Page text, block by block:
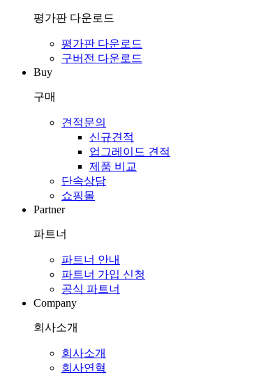
평가판 다운로드
평가판 다운로드
구버전 다운로드
Buy
구매
견적문의
신규견적
업그레이드 견적
제품 비교
단속상담
쇼핑몰
Partner
파트너
파트너 안내
파트너 가입 신청
공식 파트너
Company
회사소개
회사소개
회사연혁